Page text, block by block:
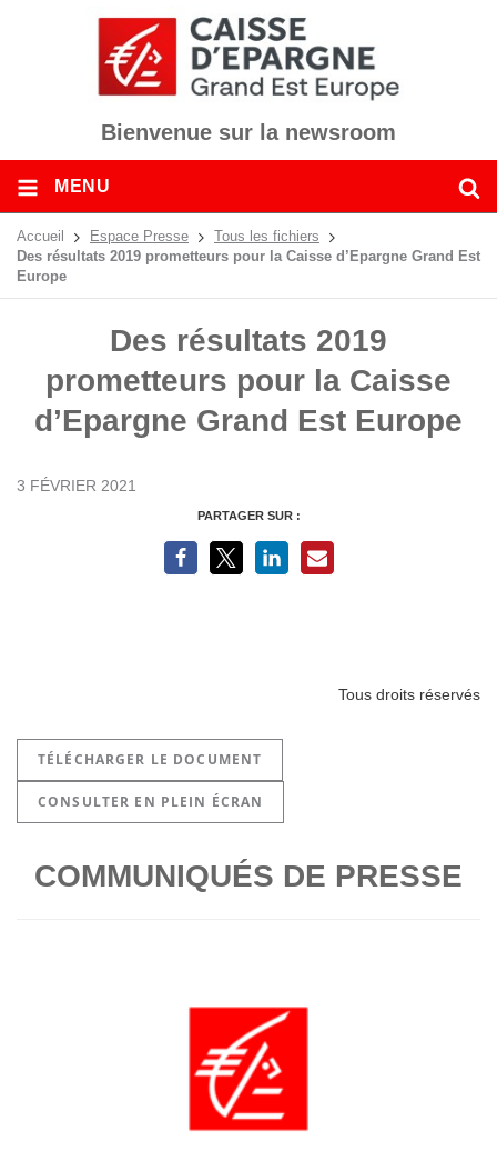
Bienvenue sur la newsroom
MENU
Accueil Espace Presse
Tous les fichiers
Des résultats 2019 prometteurs pour la Caisse d’Epargne Grand Est
Europe
Des résultats 2019
prometteurs pour la Caisse
d’Epargne Grand Est Europe
3 FÉVRIER 2021
PARTAGER SUR :
Tous droits réservés
TÉLÉCHARGER LE DOCUMENT
CONSULTER EN PLEIN ÉCRAN
COMMUNIQUÉS DE PRESSE